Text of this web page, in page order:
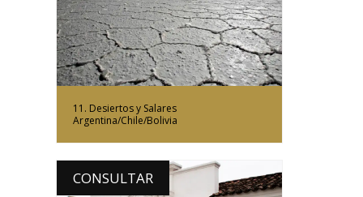
Más Información
11. Desiertos y Salares
Argentina/Chile/Bolivia
CONSULTAR